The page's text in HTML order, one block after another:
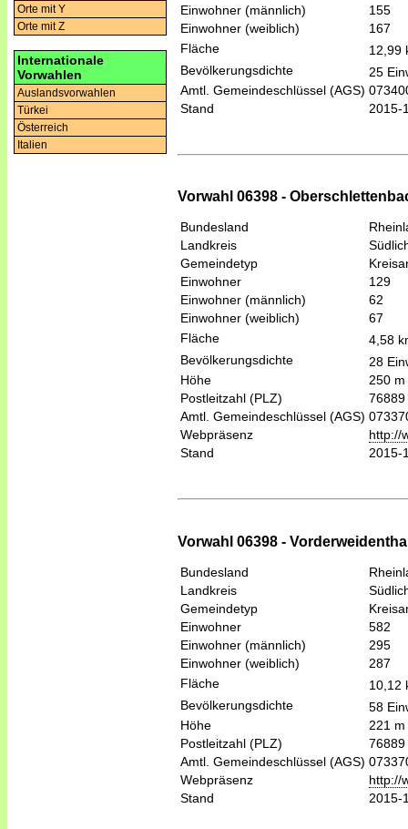
Orte mit Y
Orte mit Z
Internationale
Vorwahlen
Auslandsvorwahlen
Türkei
Österreich
Italien
Einwohner (männlich)
155
Einwohner (weiblich)
167
Fläche
12,99
Bevölkerungsdichte
25
Amtl. Gemeindeschlüssel (AGS)
Stand
2015-
Vorwahl 06398 -
Bundesland
Landkreis
Gemeindetyp
Einwohner
129
Einwohner (männlich)
62
Einwohner (weiblich)
67
Fläche
4,58
Bevölkerungsdichte
28
Höhe
250 m
Postleitzahl (PLZ)
76889
Amtl. Gemeindeschlüssel (AGS)
Webpräsenz
http://
Stand
2015-
Vorwahl 06398 -
Bundesland
Landkreis
Gemeindetyp
Einwohner
582
Einwohner (männlich)
295
Einwohner (weiblich)
287
Fläche
10,12
Bevölkerungsdichte
58
Höhe
221
Postleitzahl (PLZ)
76889
Amtl. Gemeindeschlüssel (AGS)
Webpräsenz
http://
Stand
2015-